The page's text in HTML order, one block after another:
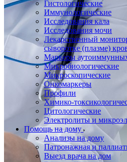
Гистологические
Иммунологические
Исследования кала
Исследования мочи
Лекарственный
сыворотке (плазме)
Маркеры
Микробиологические
Микроскопические
Онкомаркеры
Профили
Химико-
Цитологические
Электролиты и
Помощь на дому
Анализы на дому
Патронажная и
Выезд врача на дом